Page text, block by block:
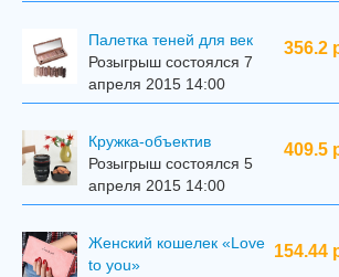
356.2
Палетка теней для век
Розыгрыш состоялся 7
апреля 2015 14:00
409.5
Кружка-объектив
Розыгрыш состоялся 5
апреля 2015 14:00
154.44
Женский кошелек «Love
to you»